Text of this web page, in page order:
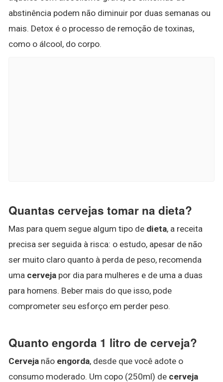
abstinência podem não diminuir por duas semanas ou
mais. Detox é o processo de remoção de toxinas,
como o álcool, do corpo.
Quantas cervejas tomar na dieta?
Mas para quem segue algum tipo de dieta, a receita
precisa ser seguida à risca: o estudo, apesar de não
ser muito claro quanto à perda de peso, recomenda
uma cerveja por dia para mulheres e de uma a duas
para homens. Beber mais do que isso, pode
comprometer seu esforço em perder peso.
Quanto engorda 1 litro de cerveja?
Cerveja não engorda, desde que você adote o
consumo moderado. Um copo (250ml) de cerveja